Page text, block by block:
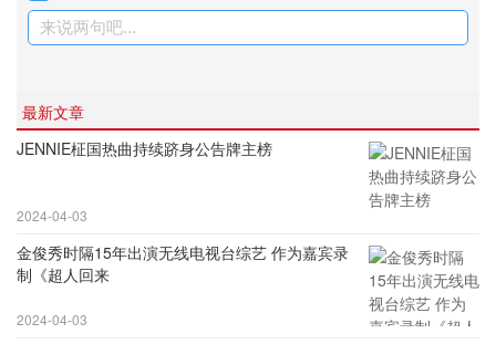
来说两句吧...
最新文章
JENNIE柾国热曲持续跻身公告牌主榜
2024-04-03
金俊秀时隔15年出演无线电视台综艺 作为嘉宾录
制《超人回来
2024-04-03